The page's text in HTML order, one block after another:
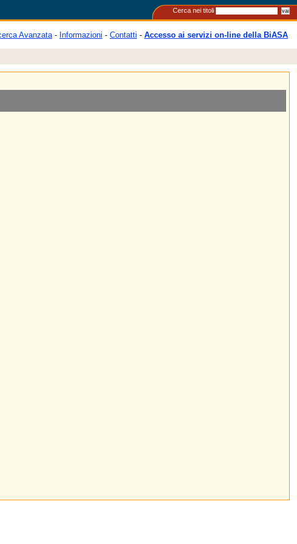
Cerca nei titoli
Avanzata- Informazioni - Contatti - Accesso ai servizi on-line della BiASA